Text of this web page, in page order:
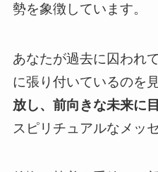
勢を象徴しています。
あなたが過去に囚われ
に張り付いているのを
放し、前向きな未来に
スピリチュアルなメッ